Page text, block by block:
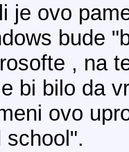
je ovo
bude
, na
bi bilo da
ovo
school".